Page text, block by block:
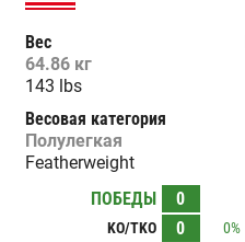
Вес
64.86 кг
143 lbs
Весовая категория
Полулегкая
Featherweight
ПОБЕДЫ
0
KO/TKO 0
0%